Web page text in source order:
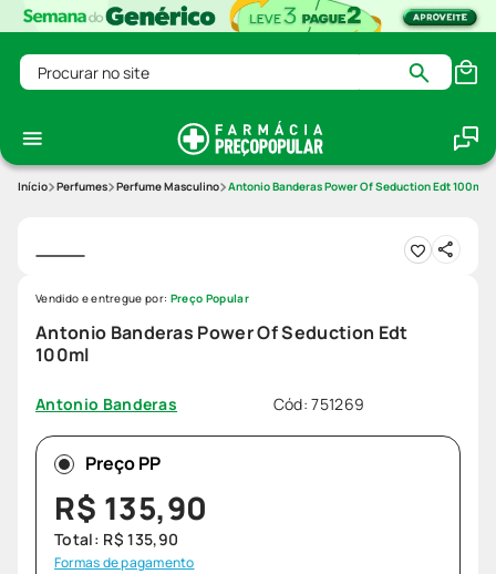
Procurar no site
Perfumes Perfume Masculino Antonio Banderas Power Of Seduction Edt 100ml
Antonio Banderas Power Of Seduction Edt
100ml
Antonio Banderas Cód:751269
Vendido e entregue por: Preço Popular
Preço PP
R$ 135,90
Total: R$ 135,90
Formas de pagamento